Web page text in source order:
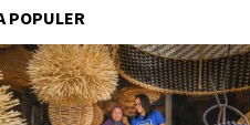
POPULER